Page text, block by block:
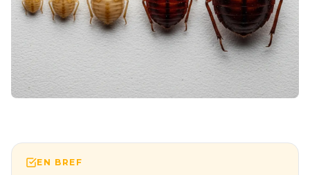
EN BREF